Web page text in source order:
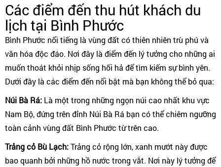
Các điểm đến thu hút khách du
lịch tại Bình Phước
Bình Phước nổi tiếng là vùng đất có thiên nhiên trù phú và
văn hóa độc đáo. Nơi đây là điểm đến lý tưởng cho những ai
muốn thoát khỏi nhịp sống hối hả để tìm kiếm sự bình yên.
Dưới đây là các điểm đến nổi bật mà bạn không thể bỏ qua:
Núi Bà Rá: Là một trong những ngọn núi cao nhất khu vực
Nam Bộ, đứng trên đỉnh Núi Bà Rá bạn có thể chiêm ngưỡng
toàn cảnh vùng đất Bình Phước từ trên cao.
Trảng cỏ Bù Lạch:Trảng cỏ rộng lớn, xanh mướt này được
bao quanh bởi những hồ nước trong vắt. Nơi này lý tưởng để